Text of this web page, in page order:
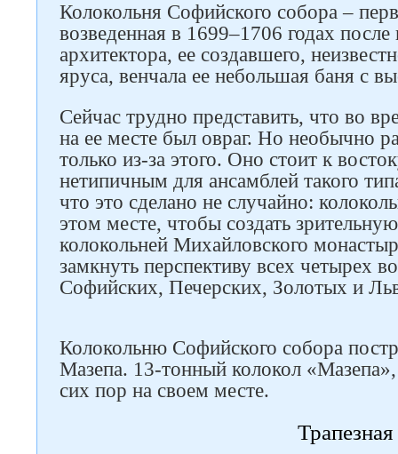
Колокольня Софийского собора –
возведенная в 1699–1706 годах
архитектора, ее создавшего,
яруса, венчала ее небольшая баня с
Сейчас трудно представить, что во
на ее месте был овраг. Но необычно
только из-за этого. Оно стоит к
нетипичным для ансамблей такого
что это сделано не случайно:
этом месте, чтобы создать
колокольней Михайловского
замкнуть перспективу всех четырех
Софийских, Печерских, Золотых и
Колокольню Софийского собора
Мазепа. 13-тонный колокол
сих пор на своем месте.
Трапезная